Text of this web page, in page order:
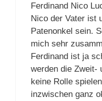
Ferdinand Nico
Nico der Vater ist
Patenonkel sein.
mich sehr
Ferdinand ist ja
werden die Zweit-
keine Rolle
inzwischen ganz